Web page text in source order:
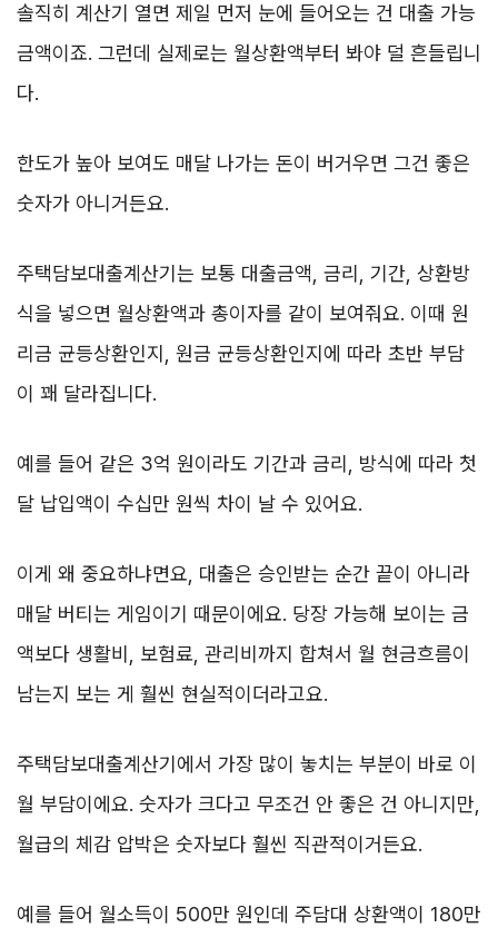
솔직히 계산기 열면 제일 먼저 눈에 들어오는 건 대출 가능
금액이죠. 그런데 실제로는 월상환액부터 봐야 덜 흔들립니
다.
한도가 높아 보여도 매달 나가는 돈이 버거우면 그건 좋은
숫자가 아니거든요.
주택담보대출계산기는 보통 대출금액, 금리, 기간, 상환방
식을 넣으면 월상환액과 총이자를 같이 보여줘요. 이때 원
리금 균등상환인지, 원금 균등상환인지에 따라 초반 부담
이 꽤 달라집니다.
예를 들어 같은 3억 원이라도 기간과 금리, 방식에 따라 첫
달 납입액이 수십만 원씩 차이 날 수 있어요.
이게 왜 중요하냐면요, 대출은 승인받는 순간 끝이 아니라
매달 버티는 게임이기 때문이에요. 당장 가능해 보이는 금
액보다 생활비, 보험료, 관리비까지 합쳐서 월 현금흐름이
남는지 보는 게 훨씬 현실적이더라고요.
주택담보대출계산기에서 가장 많이 놓치는 부분이 바로 이
월 부담이에요. 숫자가 크다고 무조건 안 좋은 건 아니지만,
월급의 체감 압박은 숫자보다 훨씬 직관적이거든요.
예를 들어 월소득이 500만 원인데 주담대 상환액이 180만